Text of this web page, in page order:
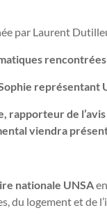
par Laurent
rencontrées
représentant
rapporteur de
viendra
nationale UNSA
du logement et de